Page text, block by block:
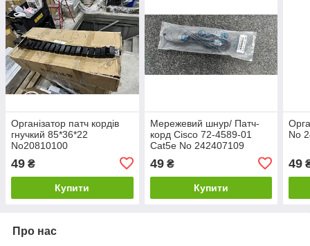
Організатор патч кордів
гнучкий 85*36*22
No20810100
49 ₴
Купити
Мережевий шнур/ Патч-
корд Cisco 72-4589-01
Cat5e No 242407109
49₴
Купити
No
49
Про нас